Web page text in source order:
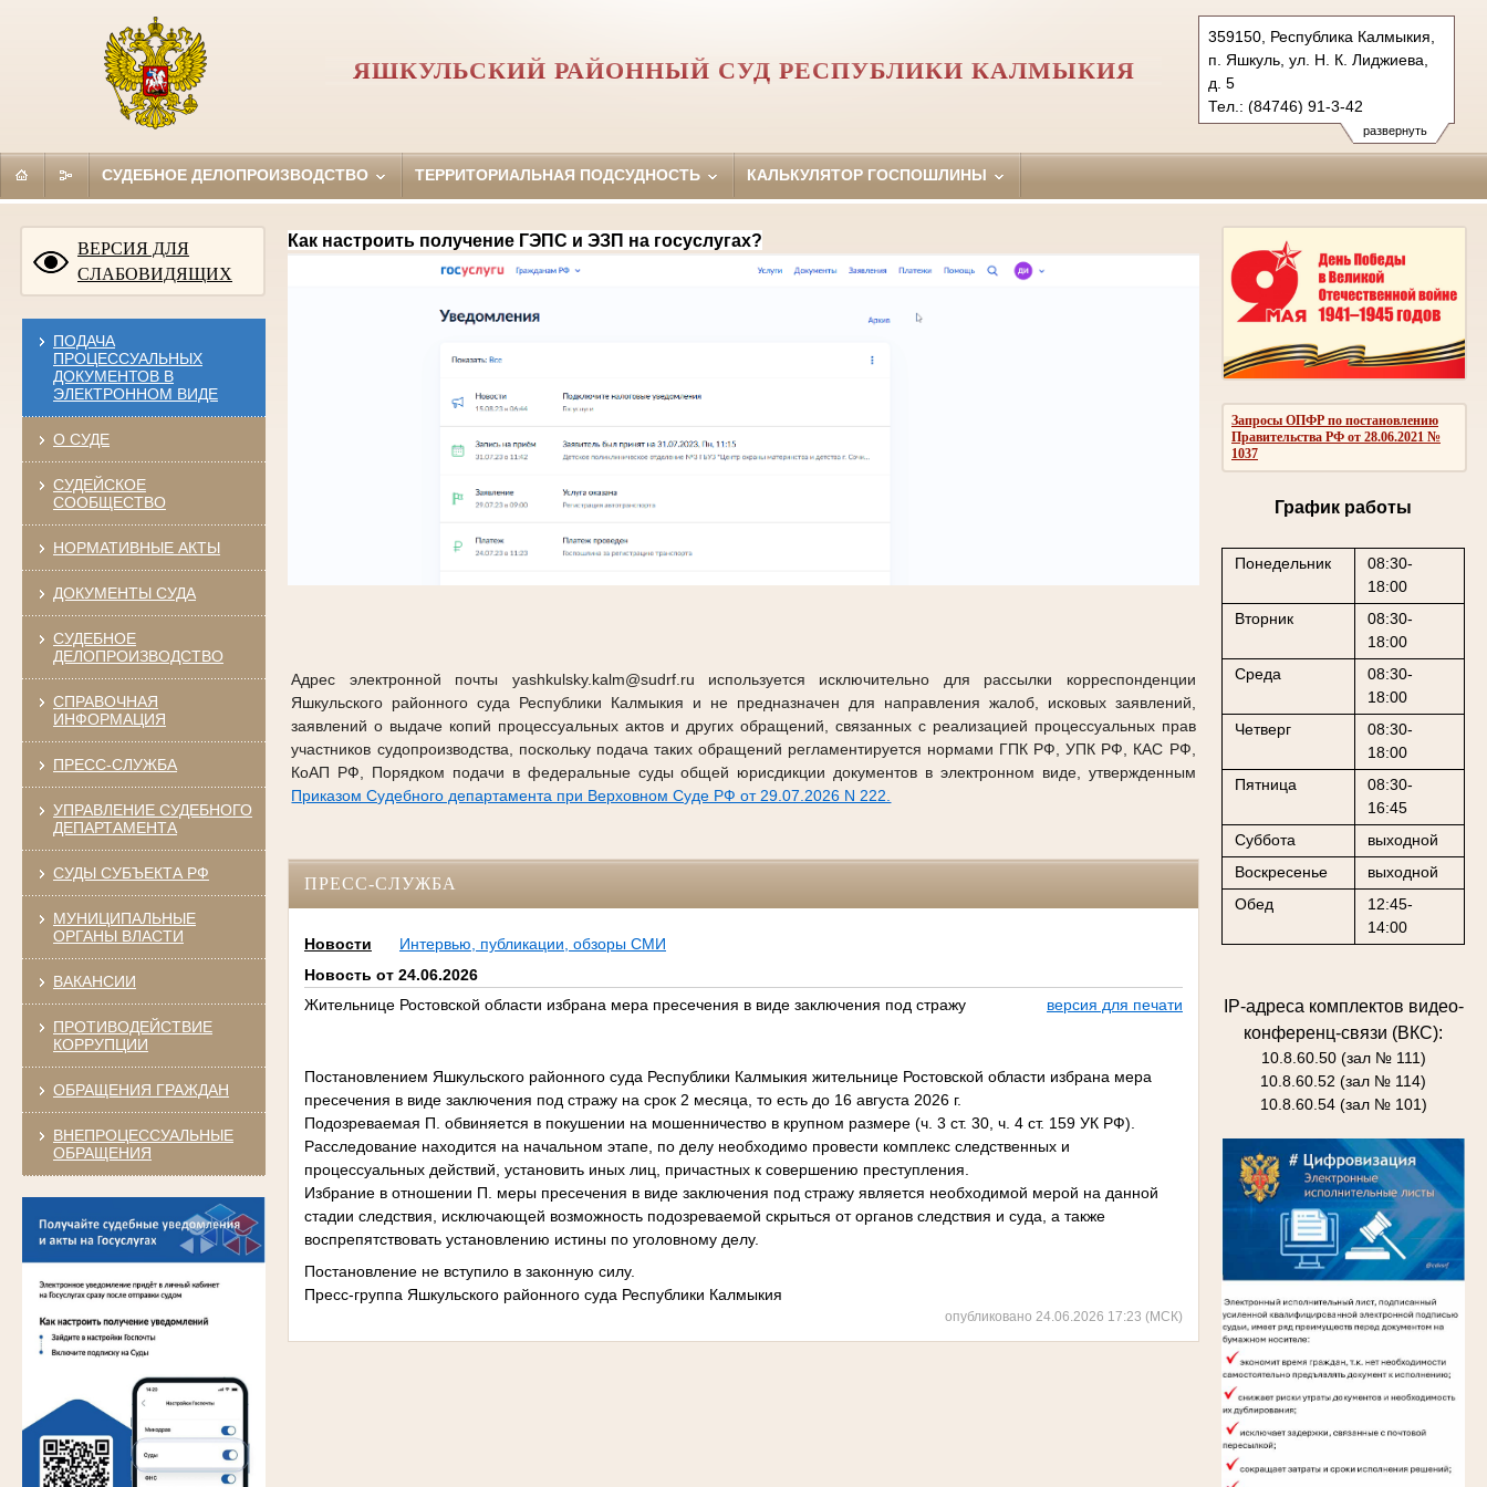
развернуть
359150, Республика Калмыкия,
п. Яшкуль, ул. Н. К. Лиджиева,
д. 5
Тел.: (84746) 91-3-42
yashkulsky.kalm@sudrf.ru
ЯШКУЛЬСКИЙ РАЙОННЫЙ СУД РЕСПУБЛИКИ КАЛМЫКИЯ
СУДЕБНОЕ ДЕЛОПРОИЗВОДСТВО ТЕРРИТОРИАЛЬНАЯ ПОДСУДНОСТЬ КАЛЬКУЛЯТОР ГОСПОШЛИНЫ
ВЕРСИЯ ДЛЯ
СЛАБОВИДЯЩИХ
ПОДАЧА
ПРОЦЕССУАЛЬНЫХ
ДОКУМЕНТОВ В
ЭЛЕКТРОННОМ ВИДЕ
О СУДЕ
СУДЕЙСКОЕ
СООБЩЕСТВО
НОРМАТИВНЫЕ АКТЫ
ДОКУМЕНТЫ СУДА
СУДЕБНОЕ
ДЕЛОПРОИЗВОДСТВО
СПРАВОЧНАЯ
ИНФОРМАЦИЯ
ПРЕСС-СЛУЖБА
УПРАВЛЕНИЕ СУДЕБНОГО
ДЕПАРТАМЕНТА
СУДЫ СУБЪЕКТА РФ
МУНИЦИПАЛЬНЫЕ
ОРГАНЫ ВЛАСТИ
ВАКАНСИИ
ПРОТИВОДЕЙСТВИЕ
КОРРУПЦИИ
ОБРАЩЕНИЯ ГРАЖДАН
ВНЕПРОЦЕССУАЛЬНЫЕ
ОБРАЩЕНИЯ
Запросы ОПФР по постановлению
Правительства РФ от 28.06.2021 №
1037
График работы
Понедельник
08:30-
18:00
Вторник
08:30-
18:00
Среда
08:30-
18:00
Четверг
08:30-
18:00
Пятница
08:30-
16:45
Суббота
выходной
Воскресенье
выходной
Обед
12:45-
14:00
IP-адреса комплектов видео-
конференц-связи (ВКС):
10.8.60.50 (зал № 111)
10.8.60.52 (зал № 114)
10.8.60.54 (зал № 101)
Как настроить получение ГЭПС и ЭЗП на госуслугах?
Адрес электронной почты yashkulsky.kalm@sudrf.ru используется исключительно для рассылки корреспонденции
Яшкульского районного суда Республики Калмыкия и не предназначен для направления жалоб, исковых заявлений,
заявлений о выдаче копий процессуальных актов и других обращений, связанных с реализацией процессуальных прав
участников судопроизводства, поскольку подача таких обращений регламентируется нормами ГПК РФ, УПК РФ, КАС РФ,
КоАП РФ, Порядком подачи в федеральные суды общей юрисдикции документов в электронном виде, утвержденным
Приказом Судебного департамента при Верховном Суде РФ от 29.07.2026 N 222.
ПРЕСС-СЛУЖБА
Новости
Интервью, публикации, обзоры СМИ
Новость от 24.06.2026
Жительнице Ростовской области избрана мера пресечения в виде заключения под стражу
версия для печати
Постановлением Яшкульского районного суда Республики Калмыкия жительнице Ростовской области избрана мера
пресечения в виде заключения под стражу на срок 2 месяца, то есть до 16 августа 2026 г.
Подозреваемая П. обвиняется в покушении на мошенничество в крупном размере (ч. 3 ст. 30, ч. 4 ст. 159 УК РФ).
Расследование находится на начальном этапе, по делу необходимо провести комплекс следственных и
процессуальных действий, установить иных лиц, причастных к совершению преступления.
Избрание в отношении П. меры пресечения в виде заключения под стражу является необходимой мерой на данной
стадии следствия, исключающей возможность подозреваемой скрыться от органов следствия и суда, а также
воспрепятствовать установлению истины по уголовному делу.
Постановление не вступило в законную силу.
Пресс-группа Яшкульского районного суда Республики Калмыкия
опубликовано 24.06.2026 17:23 (МСК)